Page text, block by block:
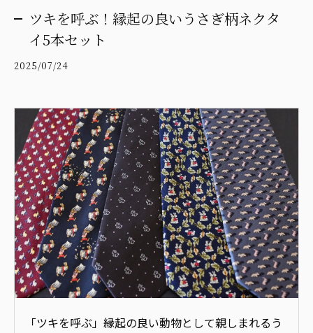
ツキを呼ぶ！縁起の良いうさぎ柄ネクタ
イ5本セット
2025/07/24
「ツキを呼ぶ」縁起の良い動物として親しまれるう